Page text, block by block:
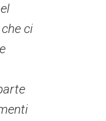
ci